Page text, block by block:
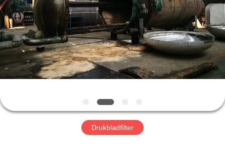
ONS
FABRIEKSTOUR
KWALITEITSCONTROLE
NEEM
CONTACT
Drukbladfilter